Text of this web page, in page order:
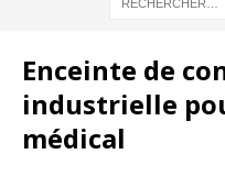
Enceinte de
industrielle
médical